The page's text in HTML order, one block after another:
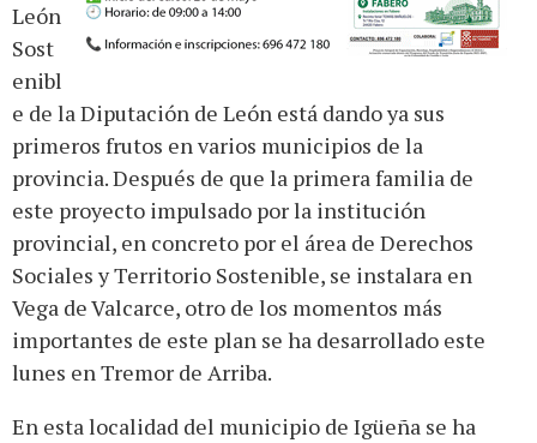
León
Sost
enibl
e de la Diputación de León está dando ya sus
primeros frutos en varios municipios de la
provincia. Después de que la primera familia de
este proyecto impulsado por la institución
provincial, en concreto por el área de Derechos
Sociales y Territorio Sostenible, se instalara en
Vega de Valcarce, otro de los momentos más
importantes de este plan se ha desarrollado este
lunes en Tremor de Arriba.
En esta localidad del municipio de Igüeña se ha